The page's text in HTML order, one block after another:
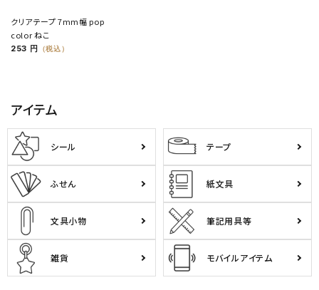
クリアテープ 7mm幅 pop
color ねこ
253 円 （税込）
アイテム
シール テープ
ふせん 紙文具
文具小物 筆記用具等
雑貨 モバイルアイテム